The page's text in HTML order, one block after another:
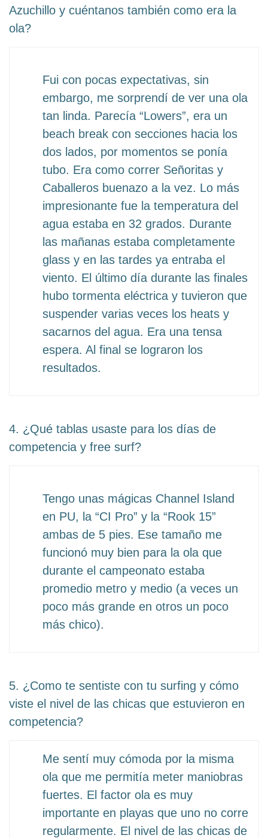
Azuchillo y cuéntanos también como era la
ola?
Fui con pocas expectativas, sin
embargo, me sorprendí de ver una ola
tan linda. Parecía “Lowers”, era un
beach break con secciones hacia los
dos lados, por momentos se ponía
tubo. Era como correr Señoritas y
Caballeros buenazo a la vez. Lo más
impresionante fue la temperatura del
agua estaba en 32 grados. Durante
las mañanas estaba completamente
glass y en las tardes ya entraba el
viento. El último día durante las finales
hubo tormenta eléctrica y tuvieron que
suspender varias veces los heats y
sacarnos del agua. Era una tensa
espera. Al final se lograron los
resultados.
4. ¿Qué tablas usaste para los días de
competencia y free surf?
Tengo unas mágicas Channel Island
en PU, la “CI Pro” y la “Rook 15”
ambas de 5 pies. Ese tamaño me
funcionó muy bien para la ola que
durante el campeonato estaba
promedio metro y medio (a veces un
poco más grande en otros un poco
más chico).
5. ¿Como te sentiste con tu surfing y cómo
viste el nivel de las chicas que estuvieron en
competencia?
Me sentí muy cómoda por la misma
ola que me permitía meter maniobras
fuertes. El factor ola es muy
importante en playas que uno no corre
regularmente. El nivel de las chicas de